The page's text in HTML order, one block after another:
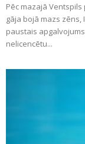
Pēc mazajā
gāja bojā mazs zēns,
paustais
nelicencētu...